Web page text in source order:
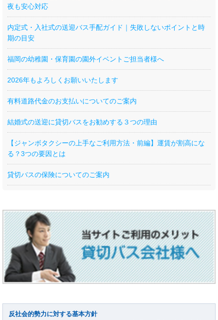
夜も安心対応
内定式・入社式の送迎バス手配ガイド｜失敗しないポイントと時
期の目安
福岡の幼稚園・保育園の園外イベントご担当者様へ
2026年もよろしくお願いいたします
有料道路代金のお支払いについてのご案内
結婚式の送迎に貸切バスをお勧めする３つの理由
【ジャンボタクシーの上手なご利用方法・前編】運賃が割高にな
る？3つの要因とは
貸切バスの保険についてのご案内
反社会的勢力に対する基本方針